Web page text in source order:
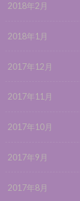
2018年2月
2018年1月
2017年12月
2017年11月
2017年10月
2017年9月
2017年8月